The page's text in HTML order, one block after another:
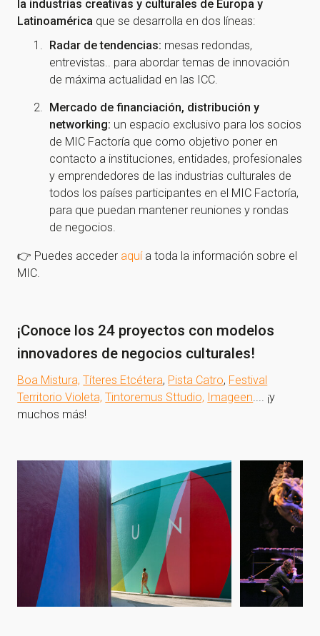
la industrias creativas y culturales de Europa y
Latinoamérica que se desarrolla en dos líneas:
Radar de tendencias: mesas redondas,
entrevistas.. para abordar temas de innovación
de máxima actualidad en las ICC.
Mercado de financiación, distribución y
networking: un espacio exclusivo para los socios
de MIC Factoría que como objetivo poner en
contacto a instituciones, entidades, profesionales
y emprendedores de las industrias culturales de
todos los países participantes en el MIC Factoría,
para que puedan mantener reuniones y rondas
de negocios.
👉 Puedes acceder aquía toda la información sobre el
MIC.
¡Conoce los 24 proyectos con modelos
innovadores de negocios culturales!
Boa Mistura, Títeres Etcétera, Pista Catro, Festival
Territorio Violeta, Tintoremus Sttudio, Imageen.... ¡y
muchos más!